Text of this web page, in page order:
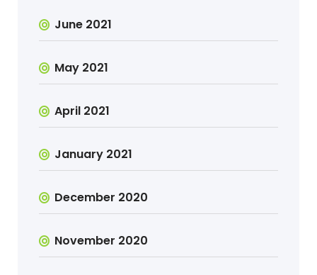
June 2021
May 2021
April 2021
January 2021
December 2020
November 2020